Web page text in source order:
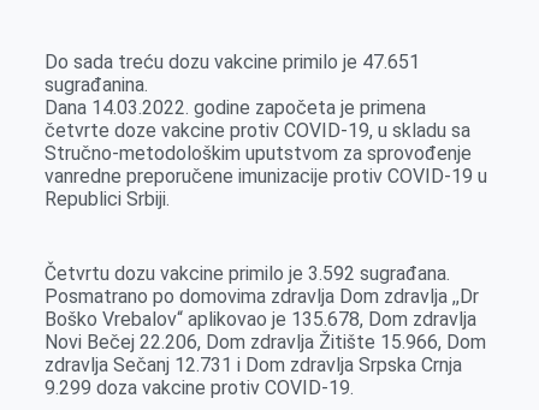
Do sada treću dozu vakcine primilo je 47.651
sugrađanina.
Dana 14.03.2022. godine započeta je primena
četvrte doze vakcine protiv COVID-19, u skladu sa
Stručno-metodološkim uputstvom za sprovođenje
vanredne preporučene imunizacije protiv COVID-19 u
Republici Srbiji.
Četvrtu dozu vakcine primilo je 3.592 sugrađana.
Posmatrano po domovima zdravlja Dom zdravlja ,,Dr
Boško Vrebalov“ aplikovao je 135.678, Dom zdravlja
Novi Bečej 22.206, Dom zdravlja Žitište 15.966, Dom
zdravlja Sečanj 12.731 i Dom zdravlja Srpska Crnja
9.299 doza vakcine protiv COVID-19.